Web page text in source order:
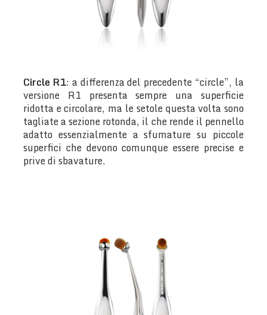
Circle R1: a differenza del precedente “circle”, la
versione R1 presenta sempre una superficie
ridotta e circolare, ma le setole questa volta sono
tagliate a sezione rotonda, il che rende il pennello
adatto essenzialmente a sfumature su piccole
superfici che devono comunque essere precise e
prive di sbavature.